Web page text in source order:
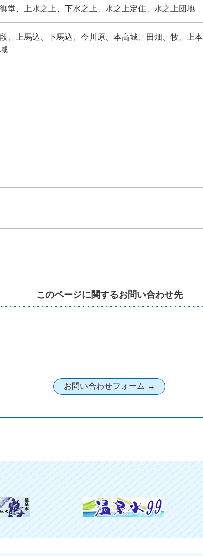
堂、上水之上、下水之上、水之上定住、水之上団地
、上馬込、下馬込、今川原、本高城、田畑、牧、上本
このページに関するお問い合わせ先